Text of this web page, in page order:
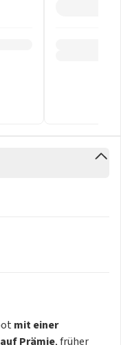
mit einer
Kauf Prämie, früher